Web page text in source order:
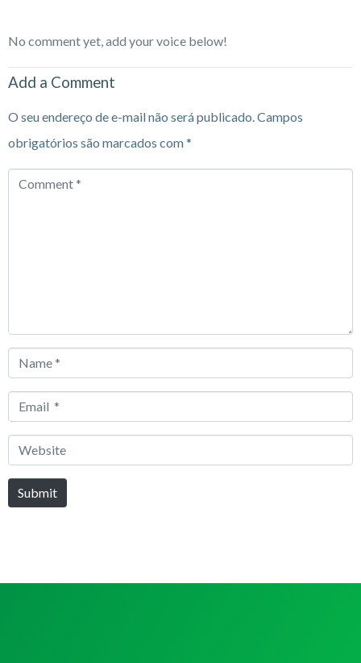
No comment yet, add your voice below!
Add a Comment
O seu endereço de e-mail não será publicado.Campos
obrigatórios são marcados com*
Comment
Name
Email
Website
Submit